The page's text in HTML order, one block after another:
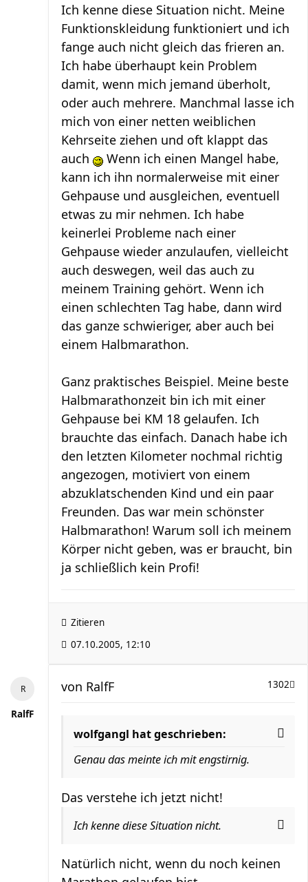
Ich kenne diese Situation nicht. Meine
Funktionskleidung funktioniert und ich
fange auch nicht gleich das frieren an.
Ich habe überhaupt kein Problem
damit, wenn mich jemand überholt,
oder auch mehrere. Manchmal lasse ich
mich von einer netten weiblichen
Kehrseite ziehen und oft klappt das
auch
Wenn ich einen Mangel habe,
kann ich ihn normalerweise mit einer
Gehpause und ausgleichen, eventuell
etwas zu mir nehmen. Ich habe
keinerlei Probleme nach einer
Gehpause wieder anzulaufen, vielleicht
auch deswegen, weil das auch zu
meinem Training gehört. Wenn ich
einen schlechten Tag habe, dann wird
das ganze schwieriger, aber auch bei
einem Halbmarathon.
Ganz praktisches Beispiel. Meine beste
Halbmarathonzeit bin ich mit einer
Gehpause bei KM 18 gelaufen. Ich
brauchte das einfach. Danach habe ich
den letzten Kilometer nochmal richtig
angezogen, motiviert von einem
abzuklatschenden Kind und ein paar
Freunden. Das war mein schönster
Halbmarathon! Warum soll ich meinem
Körper nicht geben, was er braucht, bin
ja schließlich kein Profi!
Zitieren
07.10.2005, 12:10
RalfF
1302
von RalfF
wolfgangl hat geschrieben:
Genau das meinte ich mit engstirnig.
Das verstehe ich jetzt nicht!
Ich kenne diese Situation nicht.
Natürlich nicht, wenn du noch keinen